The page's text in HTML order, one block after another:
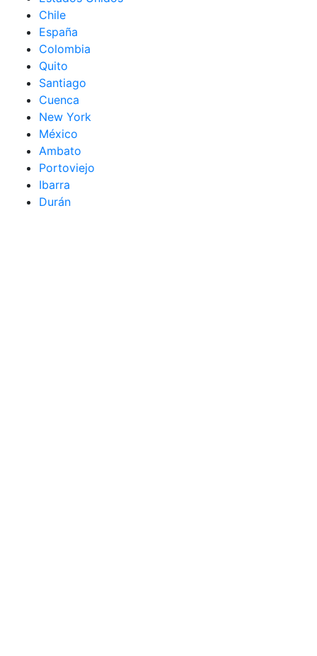
Chile
España
Colombia
Quito
Santiago
Cuenca
New York
México
Ambato
Portoviejo
Ibarra
Durán